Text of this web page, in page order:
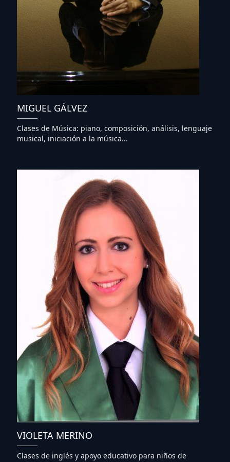
MIGUEL GÁLVEZ
Clases de Música: piano, composición, análisis, lenguaje
musical, iniciación a la música...
VIOLETA MERINO
Clases de inglés y apoyo educativo para niños de